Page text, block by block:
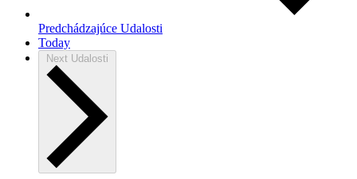
Predchádzajúce Udalosti
Today
Next Udalosti